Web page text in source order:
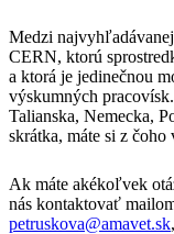
Medzi
CERN, ktorú
a ktorá je jedinečnou
výskumných
Talianska, Nemecka,
skrátka, máte si z čoho
Ak máte akékoľvek
nás kontaktovať
petruskova@amavet.sk